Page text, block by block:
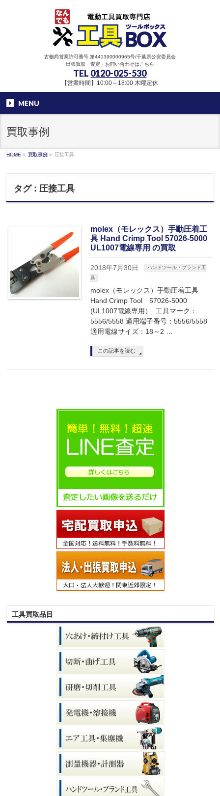
古物商営業許可番号 第441390000965号/千葉県公安委員会
出張買取・査定・お問い合わせはこちら
TEL 0120-025-530
【営業時間】10:00～18:00 木曜定休
MENU
買取事例
HOME » 買取事例 » 圧接工具
タグ : 圧接工具
molex（モレックス）手動圧着工
具 Hand Crimp Tool 57026-5000
UL1007電線専用 の買取
2018年7月30日
ハンドツール・ブランド工
具
molex（モレックス）手動圧着工具
Hand Crimp Tool 57026-5000
(UL1007電線専用） 工具マーク：
5556/5558 適用端子番号：5556/5558
適用電線サイズ：18～2 …
この記事を読む
工具買取品目